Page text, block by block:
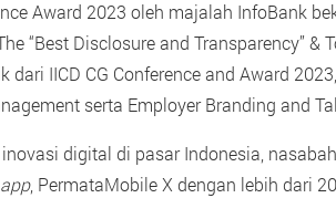
Award 2023 oleh majalah InfoBank
“Best Disclosure and Transparency”
dari IICD CG Conference and Award
serta Employer Branding and
digital di pasar Indonesia,
, PermataMobile X dengan lebih dari